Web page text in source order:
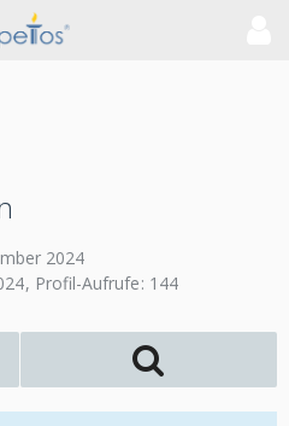
2024
Profil-Aufrufe 144